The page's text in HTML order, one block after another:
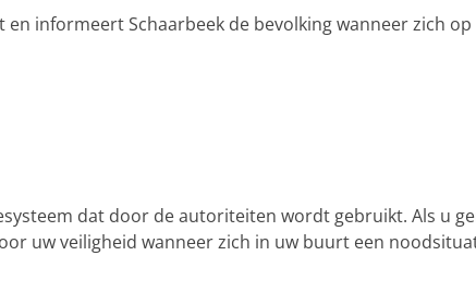
en informeert Schaarbeek de bevolking wanneer zich
dat door de autoriteiten wordt gebruikt. Als u
uw veiligheid wanneer zich in uw buurt een